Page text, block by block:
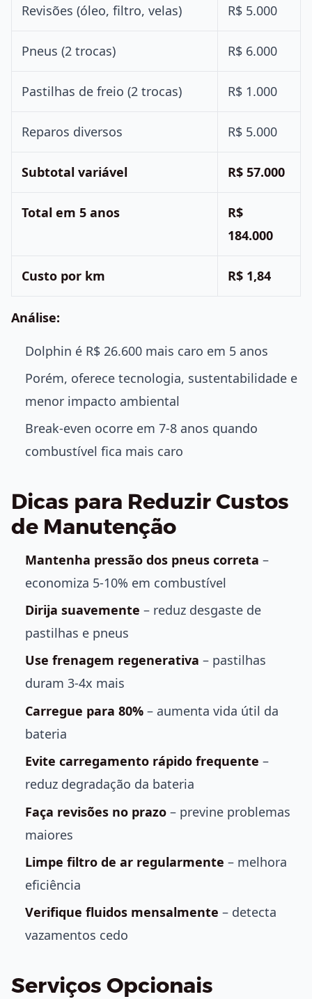
Revisões (óleo, filtro, velas) R$ 5.000
Pneus (2 trocas) R$ 6.000
Pastilhas de freio (2 trocas) R$ 1.000
Reparos diversos R$ 5.000
Subtotal variável R$ 57.000
Total em 5 anos
R$
184.000
Custo por km R$ 1,84
Análise:
Dolphin é R$ 26.600 mais caro em 5 anos
Porém, oferece tecnologia, sustentabilidade e
menor impacto ambiental
Break-even ocorre em 7-8 anos quando
combustível fica mais caro
Dicas para Reduzir Custos
de Manutenção
Mantenha pressão dos pneus correta –
economiza 5-10% em combustível
Dirija suavemente – reduz desgaste de
pastilhas e pneus
Use frenagem regenerativa – pastilhas
duram 3-4x mais
Carregue para 80% – aumenta vida útil da
bateria
Evite carregamento rápido frequente –
reduz degradação da bateria
Faça revisões no prazo – previne problemas
maiores
Limpe filtro de ar regularmente – melhora
eficiência
Verifique fluidos mensalmente – detecta
vazamentos cedo
Serviços Opcionais